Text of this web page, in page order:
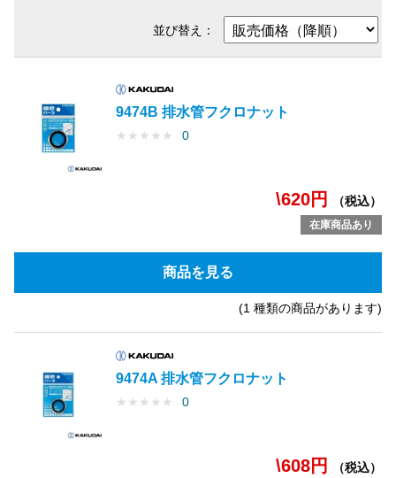
並び替え：
9474B 排水管フクロナット
★ ★ ★ ★ ★ 0
\620円 （税込）
在庫商品あり
商品を見る
(1 種類の商品があります)
9474A 排水管フクロナット
★ ★ ★ ★ ★ 0
\608円 （税込）